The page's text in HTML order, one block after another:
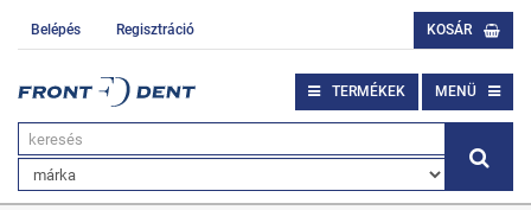
Belépés Regisztráció KOSÁR
TERMÉKEK MENÜ